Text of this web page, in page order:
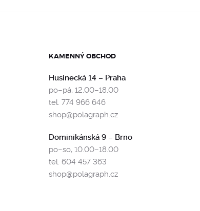
KAMENNÝ OBCHOD
Husinecká 14 – Praha
po–pá, 12.00–18.00
tel. 774 966 646
shop@polagraph.cz
Dominikánská 9 – Brno
po–so, 10.00–18.00
tel. 604 457 363
shop@polagraph.cz